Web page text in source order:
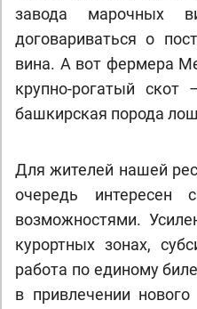
завода марочных
договариваться о
вина. А вот фермера
крупно-рогатый
башкирская порода
Для жителей нашей
очередь интересен
возможностями.
курортных зонах,
работа по единому
в привлечении